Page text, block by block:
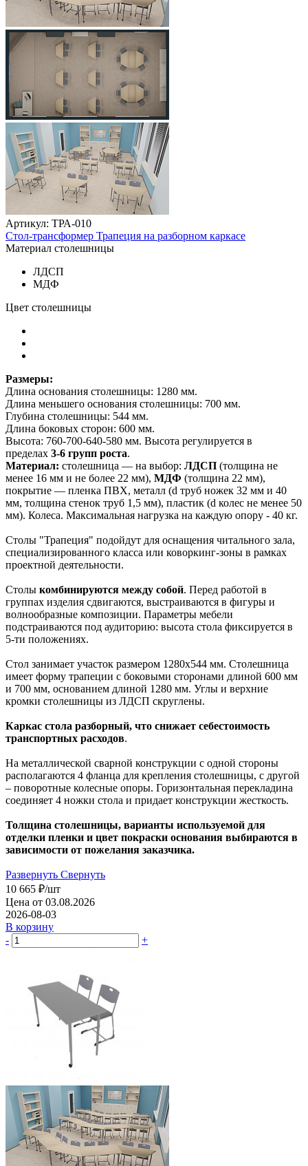
Артикул: ТРА-010
Стол-трансформер Трапеция на разборном каркасе
Материал столешницы
ЛДСП
МДФ
Цвет столешницы
Размеры:
Длина основания столешницы: 1280 мм.
Длина меньшего основания столешницы: 700 мм.
Глубина столешницы: 544 мм.
Длина боковых сторон: 600 мм.
Высота: 760-700-640-580 мм. Высота регулируется в
пределах 3-6 групп роста.
Материал: столешница — на выбор: ЛДСП (толщина не
менее 16 мм и не более 22 мм), МДФ (толщина 22 мм),
покрытие — пленка ПВХ, металл (d труб ножек 32 мм и 40
мм, толщина стенок труб 1,5 мм), пластик (d колес не менее 50
мм). Колеса. Максимальная нагрузка на каждую опору - 40 кг.
Столы "Трапеция" подойдут для оснащения читального зала,
специализированного класса или коворкинг-зоны в рамках
проектной деятельности.
Столы комбинируются между собой. Перед работой в
группах изделия сдвигаются, выстраиваются в фигуры и
волнообразные композиции. Параметры мебели
подстраиваются под аудиторию: высота стола фиксируется в
5-ти положениях.
Стол занимает участок размером 1280х544 мм. Столешница
имеет форму трапеции с боковыми сторонами длиной 600 мм
и 700 мм, основанием длиной 1280 мм. Углы и верхние
кромки столешницы из ЛДСП скруглены.
Каркас стола разборный, что снижает себестоимость
транспортных расходов.
На металлической сварной конструкции с одной стороны
располагаются 4 фланца для крепления столешницы, с другой
– поворотные колесные опоры. Горизонтальная перекладина
соединяет 4 ножки стола и придает конструкции жесткость.
Толщина столешницы, варианты используемой для
отделки пленки и цвет покраски основания выбираются в
зависимости от пожелания заказчика.
Развернуть Свернуть
10 665 ₽/шт
Цена от 03.08.2026
2026-08-03
В корзину
-
+